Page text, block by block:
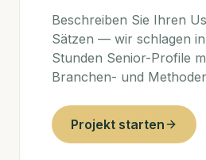
Beschreiben Sie Ihren
Sätzen — wir schlagen
Stunden Senior-Profile
Branchen- und
Projekt starten